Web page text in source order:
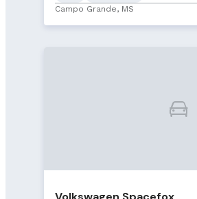
Campo Grande, MS